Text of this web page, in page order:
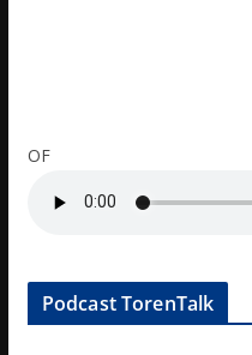
OF
Podcast TorenTalk